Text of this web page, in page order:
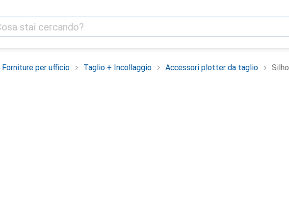
Forniture per ufficio Taglio + Incollaggio Accessori plotter da taglio